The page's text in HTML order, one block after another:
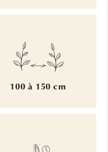
100 à 150 cm